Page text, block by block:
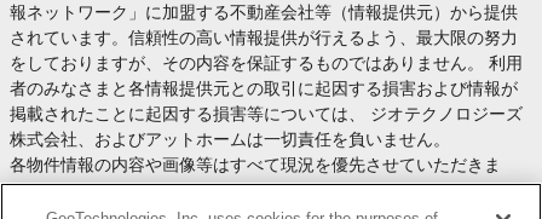
報ネットワーク」に加盟する不動産会社等（情報提供元）から提供
されています。信頼性の高い情報提供が行えるよう、最大限の努力
をしておりますが、その内容を保証するものではありません。 利用
者のみなさまと各情報提供元との取引に起因する損害および情報が
掲載されたことに起因する損害等については、 ジオテクノロジーズ
株式会社、およびアットホームは一切責任を負いません。
各物件情報の内容や画像等はすべて現況を優先させていただきま
す。